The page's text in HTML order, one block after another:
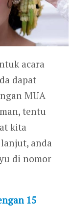
acara
dapat
MUA
tentu
kita
anda
di nomor
15